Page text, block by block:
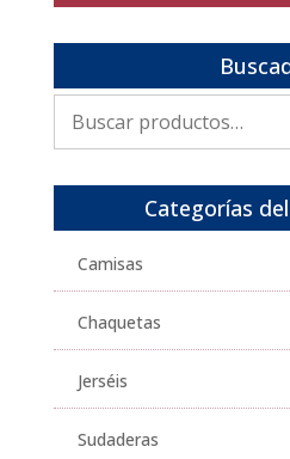
por:
Categorías
Camisas
Chaquetas
Jerséis
Sudaderas